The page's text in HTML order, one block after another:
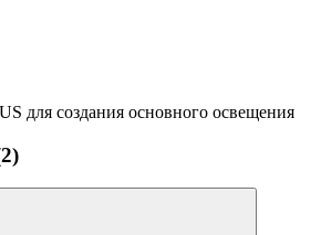
для создания основного освещения